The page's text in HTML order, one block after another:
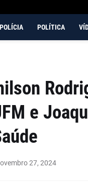
POLÍCIA POLÍTICA
e
27, 2024